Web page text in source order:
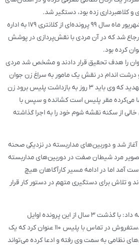
کلاهبرداری زده بود، دستگیر شد.
به گزارش اعتمادآنلاین: اوایل شهریور ماه سال ۹۹ پرونده‌ای از کلانتری ۱۷۹ به اداره
شد که در آن مردی با نقش‌پردازی در پوشش
کرده بود.
را هدف تحقیق قرار دادند و مشخص شد مردی
و درشت اندام در نقش یک مامور به سراغ زن جوان
رفته و به بهانه‌های واهی و با تهدید که وی باید ۳ روز به بازداشت پلیس برود زن
می‌کرده مقر پلیس است کشانده و سپس با
از سکنه نقشه شوم خود را به اجرا گذاشته
شد و دوربین‌های مداربسته در نزدیکی صحنه
تصویر مرد شیطان صفت در دوربین‌های مداربسته
آمد اما در ادامه مسیر کارآگاهان هیچ
و تلاش برای دستگیری متهم در دستور کار قرار
رییس پلیس آگاهی تهران ادامه داد: با گذشت ۳ سال از این پرونده اوایل
اردیبهشت ماه امسال یک زن دستفروش در تماس با پلیس ۱۱۰ عنوان کرد که یک
نظامی به سمت وی رفته و ادعا کرده می‌تواند